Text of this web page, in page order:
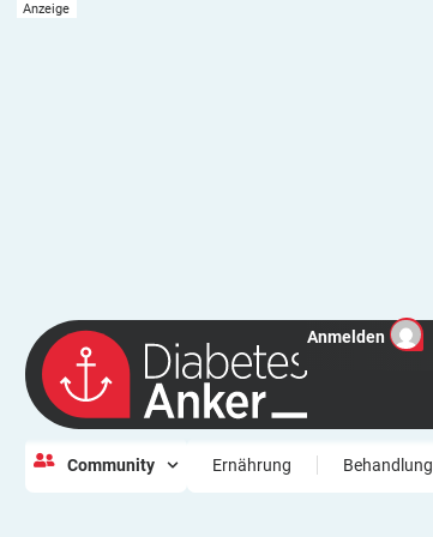
Anmelden
Community Ernährung Behandlung